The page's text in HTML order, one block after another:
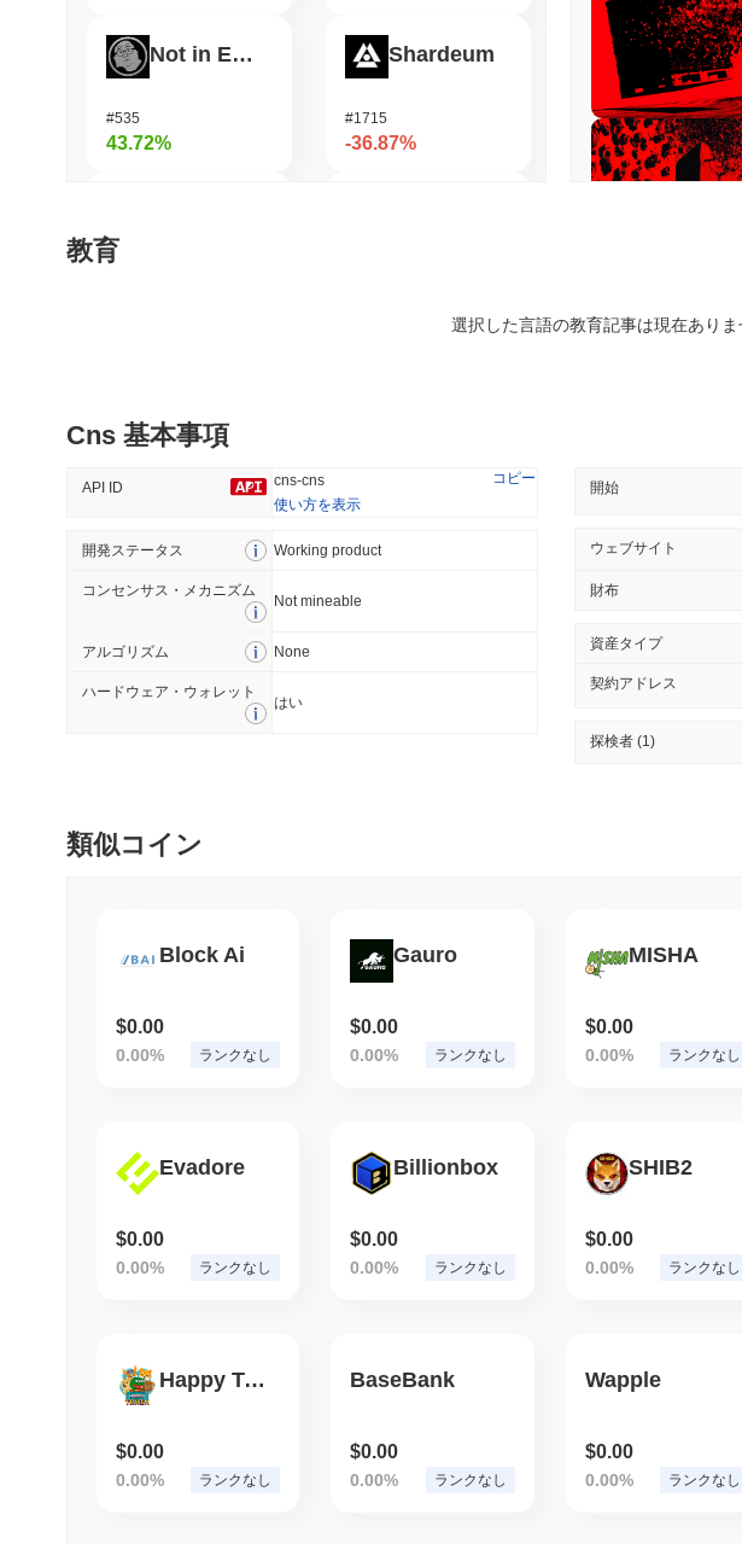
Not in Employment, Education, or Training
#535
43.72%
#230
Shardeum
#1715
-36.87%
トレンド
HEX (Pulsechain)
14.91%
最近追加された
教育
選択した言語の教育記事は現在あり
Cns 基本事項
API ID cns-cns
コピー
使い方を表示
開発ステータス Working product
コンセンサス・メカニズム
Not mineable
アルゴリズム None
ハードウェア・ウォレット
はい
開始
ウェブサイト
財布
資産タイプ
契約アドレス
探検者(1)
類似コイン
Block Ai
$0.00
0.00% ランクなし
Gauro
$0.00
0.00% ランクなし
MISHA
$0.00
0.00% ランクなし
Evadore
$0.00
0.00% ランクなし
Billionbox
$0.00
0.00% ランクなし
SHIB2
$0.00
0.00% ランクなし
Happy Train
$0.00
0.00% ランクなし
BaseBank
$0.00
0.00% ランクなし
Wapple
$0.00
0.00% ランクなし